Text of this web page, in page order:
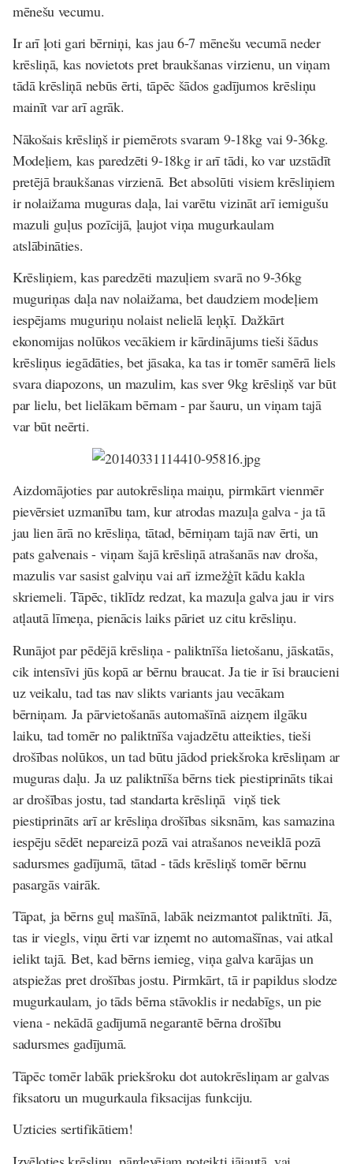
mēnešu vecumu.
Ir arī ļoti gari bērniņi, kas jau 6-7 mēnešu vecumā neder
krēsliņā, kas novietots pret braukšanas virzienu, un viņam
tādā krēsliņā nebūs ērti, tāpēc šādos gadījumos krēsliņu
mainīt var arī agrāk.
Nākošais krēsliņš ir piemērots svaram 9-18kg vai 9-36kg.
Modeļiem, kas paredzēti 9-18kg ir arī tādi, ko var uzstādīt
pretējā braukšanas virzienā. Bet absolūti visiem krēsliņiem
ir nolaižama muguras daļa, lai varētu vizināt arī iemigušu
mazuli guļus pozīcijā, ļaujot viņa mugurkaulam
atslābināties.
Krēsliņiem, kas paredzēti mazuļiem svarā no 9-36kg
muguriņas daļa nav nolaižama, bet daudziem modeļiem
iespējams muguriņu nolaist nelielā leņķī. Dažkārt
ekonomijas nolūkos vecākiem ir kārdinājums tieši šādus
krēsliņus iegādāties, bet jāsaka, ka tas ir tomēr samērā liels
svara diapozons, un mazulim, kas sver 9kg krēsliņš var būt
par lielu, bet lielākam bērnam - par šauru, un viņam tajā
var būt neērti.
Aizdomājoties par autokrēsliņa maiņu, pirmkārt vienmēr
pievērsiet uzmanību tam, kur atrodas mazuļa galva - ja tā
jau lien ārā no krēsliņa, tātad, bērniņam tajā nav ērti, un
pats galvenais - viņam šajā krēsliņā atrašanās nav droša,
mazulis var sasist galviņu vai arī izmežģīt kādu kakla
skriemeli. Tāpēc, tiklīdz redzat, ka mazuļa galva jau ir virs
atļautā līmeņa, pienācis laiks pāriet uz citu krēsliņu.
Runājot par pēdējā krēsliņa - paliktnīša lietošanu, jāskatās,
cik intensīvi jūs kopā ar bērnu braucat. Ja tie ir īsi braucieni
uz veikalu, tad tas nav slikts variants jau vecākam
bērniņam. Ja pārvietošanās automašīnā aizņem ilgāku
laiku, tad tomēr no paliktnīša vajadzētu atteikties, tieši
drošības nolūkos, un tad būtu jādod priekšroka krēsliņam ar
muguras daļu. Ja uz paliktnīša bērns tiek piestiprināts tikai
ar drošības jostu, tad standarta krēsliņā viņš tiek
piestiprināts arī ar krēsliņa drošības siksnām, kas samazina
iespēju sēdēt nepareizā pozā vai atrašanos neveiklā pozā
sadursmes gadījumā, tātad - tāds krēsliņš tomēr bērnu
pasargās vairāk.
Tāpat, ja bērns guļ mašīnā, labāk neizmantot paliktnīti. Jā,
tas ir viegls, viņu ērti var izņemt no automašīnas, vai atkal
ielikt tajā. Bet, kad bērns iemieg, viņa galva karājas un
atspiežas pret drošības jostu. Pirmkārt, tā ir papildus slodze
mugurkaulam, jo tāds bērna stāvoklis ir nedabīgs, un pie
viena - nekādā gadījumā negarantē bērna drošību
sadursmes gadījumā.
Tāpēc tomēr labāk priekšroku dot autokrēsliņam ar galvas
fiksatoru un mugurkaula fiksacijas funkciju.
Uzticies sertifikātiem!